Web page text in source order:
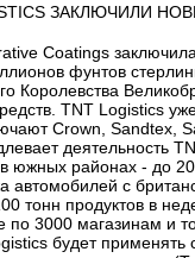
ЗАКЛЮЧИЛИ
Coatings
фунтов
Королевства
TNT Logistics
Crown, Sandtex,
деятельность
южных районах - до
автомобилей с
тонн продуктов в
по 3000 магазинам и
будет